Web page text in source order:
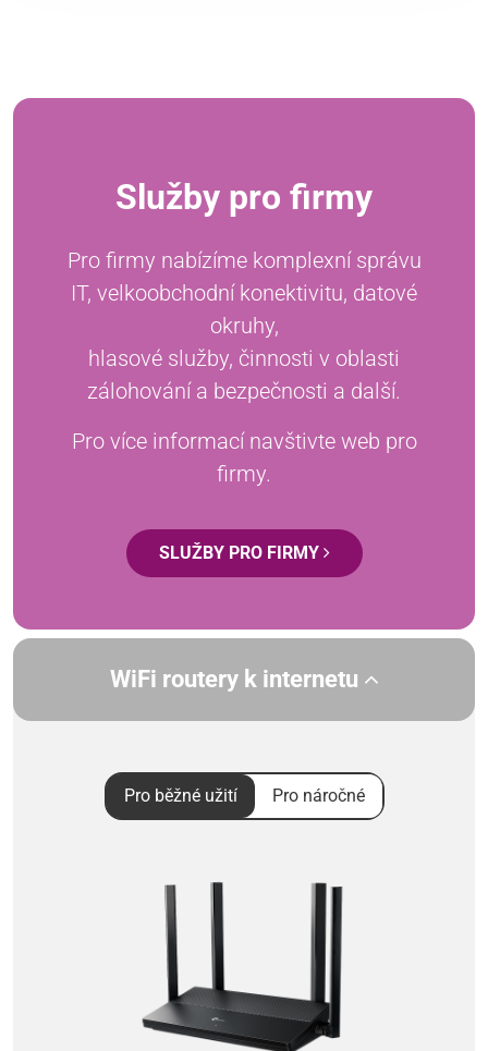
Služby pro firmy
Pro firmy nabízíme komplexní správu
IT, velkoobchodní konektivitu, datové
okruhy,
hlasové služby, činnosti v oblasti
zálohování a bezpečnosti a další.
Pro více informací navštivte web pro
firmy.
SLUŽBY PRO FIRMY
WiFi routery k internetu
Pro běžné užití Pro náročné